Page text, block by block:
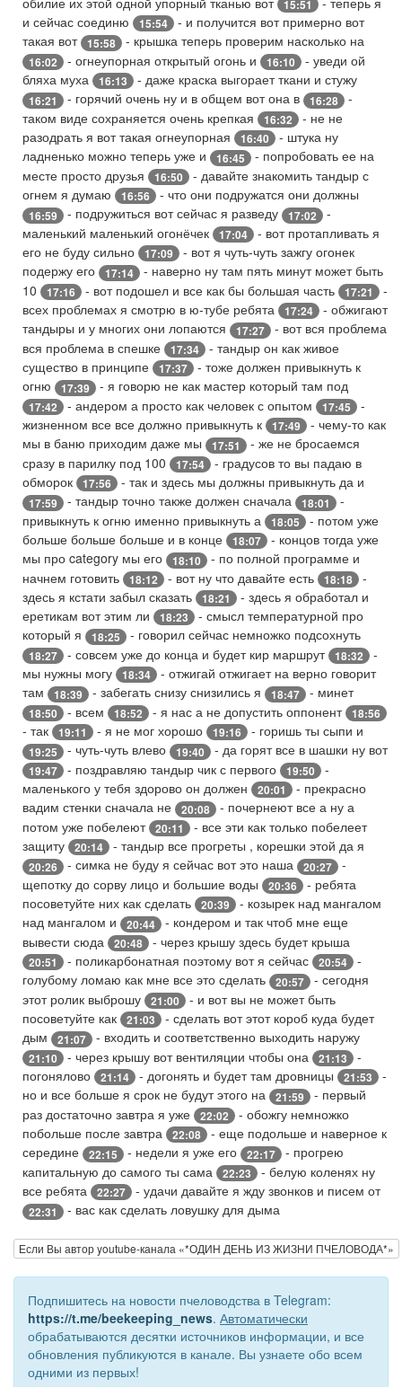
15:51
и сейчас соединю
15:54
- и получится вот примерно вот
такая вот 15:58 - крышка теперь проверим насколько на
16:02 - огнеупорная открытый огонь и 16:10
- уведи ой
бляха муха
16:13 - даже краска выгорает ткани и стужу
16:21 - горячий очень ну и в общем вот она в 16:28
-
таком виде сохраняется очень крепкая
16:32
- не не
разодрать я вот такая огнеупорная
16:40
- штука ну
ладненько можно теперь уже и
16:45
- попробовать ее на
месте просто друзья
16:50
- давайте знакомить тандыр с
огнем я думаю
16:56 - что они подружатся они должны
16:59 - подружиться вот сейчас я разведу 17:02
-
маленький маленький огонёчек
17:04
- вот протапливать я
его не буду сильно
17:09
- вот я чуть-чуть зажгу огонек
подержу его
17:14
- наверно ну там пять минут может быть
10
17:16 - вот подошел и все как бы большая часть 17:21
-
всех проблемах я смотрю в ю-тубе ребята
17:24
- обжигают
тандыры и у многих они лопаются
17:27
- вот вся проблема
вся проблема в спешке
17:34
- тандыр он как живое
существо в принципе
17:37
- тоже должен привыкнуть к
огню
17:39 - я говорю не как мастер который там под
17:42 - андером а просто как человек с опытом 17:45
-
жизненном все все должно привыкнуть к
17:49
- чему-то как
мы в баню приходим даже мы
17:51
- же не бросаемся
сразу в парилку под 100
17:54
- градусов то вы падаю в
обморок
17:56 - так и здесь мы должны привыкнуть да и
17:59 - тандыр точно также должен сначала 18:01
-
привыкнуть к огню именно привыкнуть а
18:05
- потом уже
больше больше больше и в конце
18:07
- концов тогда уже
мы про category мы его
18:10
- по полной программе и
начнем готовить
18:12 - вот ну что давайте есть 18:18
-
здесь я кстати забыл сказать
18:21
- здесь я обработал и
еретикам вот этим ли
18:23
- смысл температурной про
который я
18:25 - говорил сейчас немножко подсохнуть
18:27 - совсем уже до конца и будет кир маршрут 18:32
-
мы нужны могу
18:34
- отжигай отжигает на верно говорит
там
18:39 - забегать снизу снизились я 18:47 - минет
18:50 - всем 18:52 - я нас а не допустить оппонент 18:56
- так 19:11 - я не мог хорошо 19:16 - горишь ты сыпи и
19:25 - чуть-чуть влево 19:40 - да горят все в шашки ну вот
19:47 - поздравляю тандыр чик с первого 19:50
-
маленького у тебя здорово он должен
20:01
- прекрасно
вадим стенки сначала не
20:08
- почернеют все а ну а
потом уже побелеют 20:11
- все эти как только побелеет
защиту
20:14 - тандыр все прогреты , корешки этой да я
20:26 - симка не буду я сейчас вот это наша 20:27
-
щепотку до сорву лицо и большие воды
20:36
- ребята
посоветуйте них как сделать
20:39
- козырек над мангалом
над мангалом и
20:44
- кондером и так чтоб мне еще
вывести сюда
20:48 - через крышу здесь будет крыша
20:51 - поликарбонатная поэтому вот я сейчас 20:54
-
голубому ломаю как мне все это сделать
20:57
- сегодня
этот ролик выброшу
21:00
- и вот вы не может быть
посоветуйте как
21:03
- сделать вот этот короб куда будет
дым
21:07 - входить и соответственно выходить наружу
21:10 - через крышу вот вентиляции чтобы она 21:13
-
погонялово
21:14 - догонять и будет там дровницы 21:53
-
но и все больше я срок не будут этого на
21:59
- первый
раз достаточно завтра я уже
22:02
- обожгу немножко
побольше после завтра
22:08
- еще подольше и наверное к
середине
22:15 - недели я уже его 22:17
- прогрею
капитальную до самого ты сама
22:23
- белую коленях ну
все ребята
22:27 - удачи давайте я жду звонков и писем от
22:31 - вас как сделать ловушку для дыма
Если Вы автор youtube-канала «*ОДИН ДЕНЬ ИЗ ЖИЗНИ ПЧЕЛОВОДА*»
Подпишитесь на новости пчеловодства в Telegram:
https://t.me/beekeeping_news. Автоматически
обрабатываются десятки источников информации, и все
обновления публикуются в канале. Вы узнаете обо всем
одними из первых!